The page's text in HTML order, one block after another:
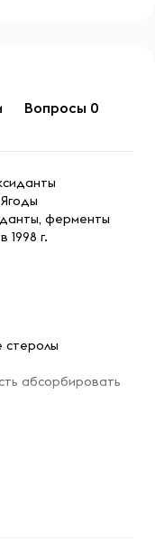
Вопросы 0
ферменты
1998 г.
стеролы
абсорбировать
радуга из 19
стеролов